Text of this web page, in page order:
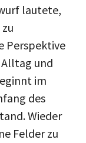
lautete,
Perspektive
und
im
des
Wieder
Felder zu